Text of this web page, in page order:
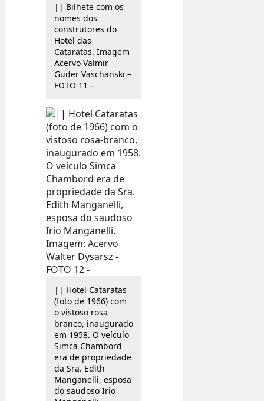
|| Bilhete com os
nomes dos
construtores do
Hotel das
Cataratas. Imagem
Acervo Valmir
Guder Vaschanski –
FOTO 11 –
|| Hotel Cataratas
(foto de 1966) com
o vistoso rosa-
branco, inaugurado
em 1958. O veículo
Simca Chambord
era de propriedade
da Sra. Edith
Manganelli, esposa
do saudoso Irio